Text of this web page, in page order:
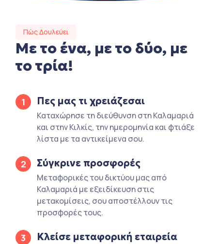
Πώς Δουλεύει
Με το ένα, με το δύο, με
το τρία!
1 Πες μας τι χρειάζεσαι
Καταχώρησε τη διεύθυνση στη Καλαμαριά
και στην Κιλκίς, την ημερομηνία και φτιάξε
λίστα με τα αντικείμενα σου.
2 Σύγκρινε προσφορές
Μεταφορικές του δικτύου μας από
Καλαμαριά με εξειδίκευση στις
μετακομίσεις, σου αποστέλλουν τις
προσφορές τους.
3 Κλείσε μεταφορική εταιρεία